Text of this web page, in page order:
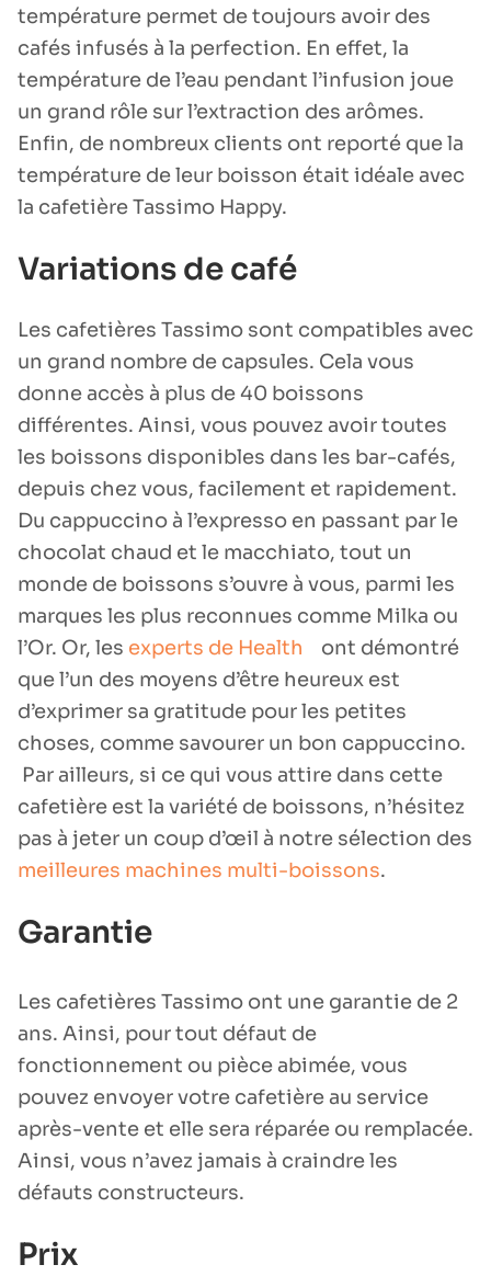
température permet de toujours avoir des
cafés infusés à la perfection. En effet, la
température de l’eau pendant l’infusion joue
un grand rôle sur l’extraction des arômes.
Enfin, de nombreux clients ont reporté que la
température de leur boisson était idéale avec
la cafetière Tassimo Happy.
Variations de café
Les cafetières Tassimo sont compatibles avec
un grand nombre de capsules. Cela vous
donne accès à plus de 40 boissons
différentes. Ainsi, vous pouvez avoir toutes
les boissons disponibles dans les bar-cafés,
depuis chez vous, facilement et rapidement.
Du cappuccino à l’expresso en passant par le
chocolat chaud et le macchiato, tout un
monde de boissons s’ouvre à vous, parmi les
marques les plus reconnues comme Milka ou
l’Or. Or, les experts de Health
ont démontré
que l’un des moyens d’être heureux est
d’exprimer sa gratitude pour les petites
choses, comme savourer un bon cappuccino.
Par ailleurs, si ce qui vous attire dans cette
cafetière est la variété de boissons, n’hésitez
pas à jeter un coup d’œil à notre sélection des
meilleures machines multi-boissons.
Garantie
Les cafetières Tassimo ont une garantie de 2
ans. Ainsi, pour tout défaut de
fonctionnement ou pièce abimée, vous
pouvez envoyer votre cafetière au service
après-vente et elle sera réparée ou remplacée.
Ainsi, vous n’avez jamais à craindre les
défauts constructeurs.
Prix